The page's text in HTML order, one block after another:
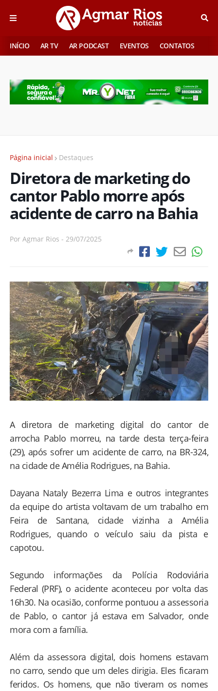
INÍCIO AR TV AR PODCAST EVENTOS CONTATOS
Página inicial Destaques
Diretora de marketing do
cantor Pablo morre após
acidente de carro na Bahia
Por Agmar Rios - 29/07/2025
A diretora de marketing digital do cantor de
arrocha Pablo morreu, na tarde desta terça-feira
(29), após sofrer um acidente de carro, na BR-324,
na cidade de Amélia Rodrigues, na Bahia.
Dayana Nataly Bezerra Lima e outros integrantes
da equipe do artista voltavam de um trabalho em
Feira de Santana, cidade vizinha a Amélia
Rodrigues, quando o veículo saiu da pista e
capotou.
Segundo informações da Polícia Rodoviária
Federal (PRF), o acidente aconteceu por volta das
16h30. Na ocasião, conforme pontuou a assessoria
de Pablo, o cantor já estava em Salvador, onde
mora com a família.
Além da assessora digital, dois homens estavam
no carro, sendo que um deles dirigia. Eles ficaram
feridos. Os homens, que não tiveram os nomes